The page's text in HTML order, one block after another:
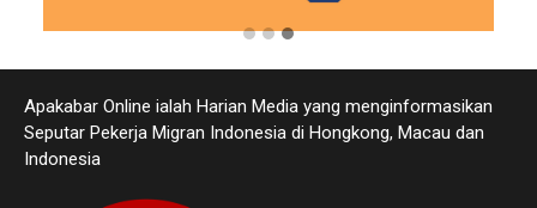
Apakabar Online ialah Harian Media yang menginformasikan
Seputar Pekerja Migran Indonesia di Hongkong, Macau dan
Indonesia